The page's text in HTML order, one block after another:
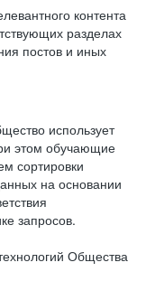
контента
разделах
постов и иных
использует
этом обучающие
сортировки
на основании
запросов.
Общества